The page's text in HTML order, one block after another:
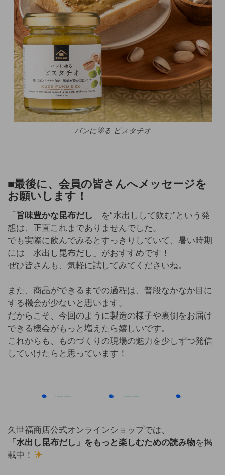
パンに塗る ピスタチオ
■最後に、会員の皆さんへメッセージを
お願いします！
「 旨味豊かな昆布だし 」を“水出しして飲む”という発
想は、正直これまでありませんでした。
でも実際に飲んでみるとすっきりしていて、暑い時期
には「水出し昆布だし」がおすすめです！
ぜひ皆さんも、気軽に試してみてくださいね。
また、商品ができるまでの過程は、普段なかなか目に
する機会が少ないと思います。
だからこそ、今回のように製造の様子や裏側をお届け
できる機会がもっと増えたら嬉しいです。
これからも、ものづくりの現場の魅力を少しずつ発信
していけたらと思っています！
久世福商店公式オンラインショップでは、
「水出し昆布だし」をもっと楽しむための読み物を掲
載中！